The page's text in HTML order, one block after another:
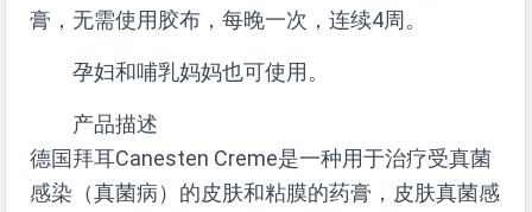
膏，无需使用胶布，每晚一次，连续4周。
孕妇和哺乳妈妈也可使用。
产品描述
德国拜耳Canesten Creme是一种用于治疗受真菌
感染（真菌病）的皮肤和粘膜的药膏，皮肤真菌感